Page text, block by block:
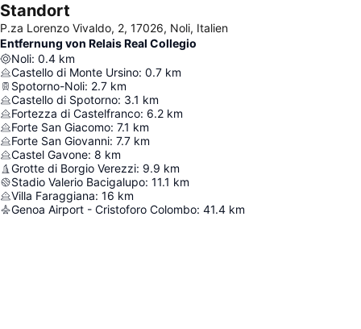
Standort
P.za Lorenzo Vivaldo, 2, 17026, Noli, Italien
Entfernung von Relais Real Collegio
Noli: 0.4 km
Castello di Monte Ursino: 0.7 km
Spotorno-Noli: 2.7 km
Castello di Spotorno: 3.1 km
Fortezza di Castelfranco: 6.2 km
Forte San Giacomo: 7.1 km
Forte San Giovanni: 7.7 km
Castel Gavone: 8 km
Grotte di Borgio Verezzi: 9.9 km
Stadio Valerio Bacigalupo: 11.1 km
Villa Faraggiana: 16 km
Genoa Airport - Cristoforo Colombo: 41.4 km